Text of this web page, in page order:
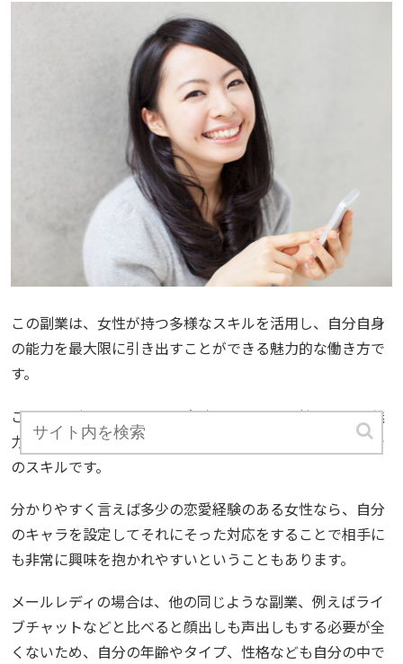
この副業は、女性が持つ多様なスキルを活用し、自分自身
の能力を最大限に引き出すことができる魅力的な働き方で
す。
これは特別なスキルという意味ではなく、女性ならでは魅
力で男性とのコミュニケーションを図ることという意味で
のスキルです。
分かりやすく言えば多少の恋愛経験のある女性なら、自分
のキャラを設定してそれにそった対応をすることで相手に
も非常に興味を抱かれやすいということもあります。
メールレディの場合は、他の同じような副業、例えばライ
ブチャットなどと比べると顔出しも声出しもする必要が全
くないため、自分の年齢やタイプ、性格なども自分の中で